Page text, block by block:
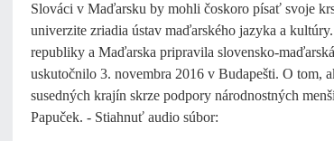
Slováci v Maďarsku by mohli čoskoro písať svoje
univerzite zriadia ústav maďarského jazyka a
republiky a Maďarska pripravila slovensko-
uskutočnilo 3. novembra 2016 v Budapešti. O tom,
susedných krajín skrze podpory národnostných
Papuček. - Stiahnuť audio súbor: